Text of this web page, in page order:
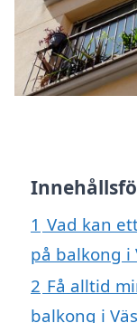
1 Vad kan
på balkong i
2 Få alltid
balkong i